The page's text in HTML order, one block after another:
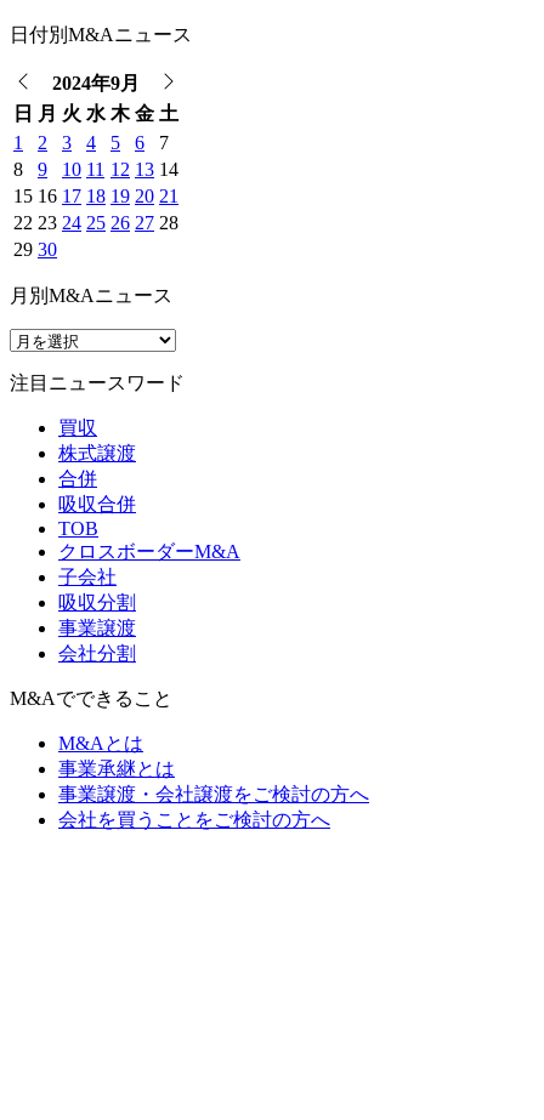
日付別M&Aニュース
2024年9月
日
月 火 水 木 金 土
1
2 3 4 5 6
7
8
9 10 11 12 13 14
15 16 17 18 19 20 21
22 23 24 25 26 27 28
29 30
月別M&Aニュース
注目ニュースワード
買収
株式譲渡
合併
吸収合併
TOB
クロスボーダーM&A
子会社
吸収分割
事業譲渡
会社分割
M&Aでできること
M&Aとは
事業承継とは
事業譲渡・会社譲渡をご検討の方へ
会社を買うことをご検討の方へ